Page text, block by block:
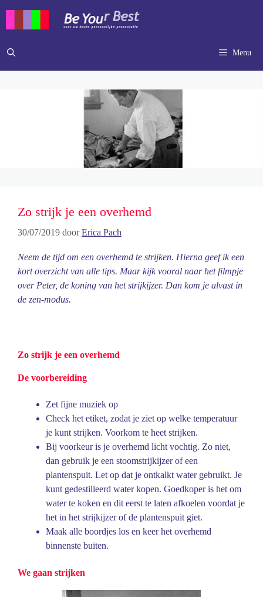
inhoud
Menu
Zo strijk je een overhemd
30/07/2019 doorErica Pach
Neem de tijd om een overhemd te strijken. Hierna geef ik een
kort overzicht van alle tips. Maar kijk vooral naar het filmpje
over Peter, de koning van het strijkijzer. Dan kom je alvast in
de zen-modus.
Zo strijk je een overhemd
De voorbereiding
Zet fijne muziek op
Check het etiket, zodat je ziet op welke temperatuur
je kunt strijken. Voorkom te heet strijken.
Bij voorkeur is je overhemd licht vochtig. Zo niet,
dan gebruik je een stoomstrijkijzer of een
plantenspuit. Let op dat je ontkalkt water gebruikt. Je
kunt gedestilleerd water kopen. Goedkoper is het om
water te koken en dit eerst te laten afkoelen voordat je
het in het strijkijzer of de plantenspuit giet.
Maak alle boordjes los en keer het overhemd
binnenste buiten.
We gaan strijken